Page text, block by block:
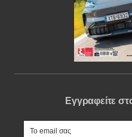
Εγγραφείτε
e-mail